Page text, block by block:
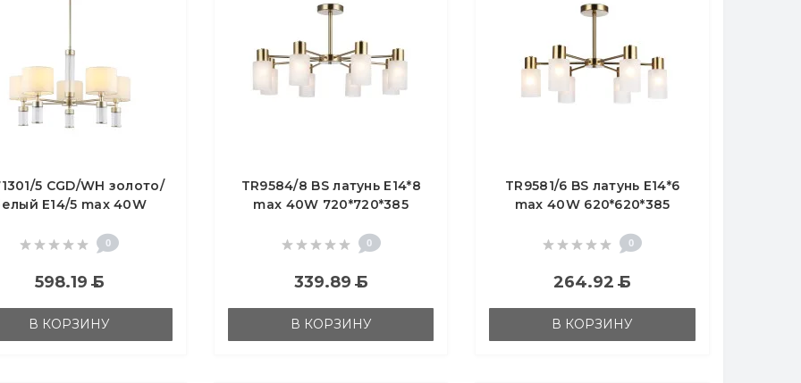
5 CGD/WH золото/
E14/5 max 40W
0
598.19Б
В КОРЗИНУ
TR9584/8 BS латунь E14*8
max 40W 720*720*385
0
339.89Б
В КОРЗИНУ
TR9581/6 BS латунь E14*6
max 40W 620*620*385
0
264.92Б
В КОРЗИНУ